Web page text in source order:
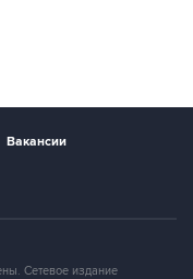
Вакансии
Сетевое издание